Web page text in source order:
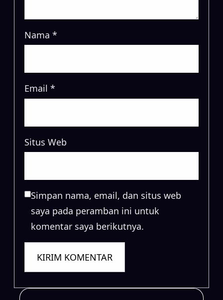
Nama *
Email *
Situs Web
Simpan nama, email, dan situs web
saya pada peramban ini untuk
komentar saya berikutnya.